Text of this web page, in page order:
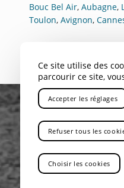
Bouc Bel Air, Aubagne,
Toulon, Avignon,
VOUS RECHERCHEZ
Ce site utilise des
parcourir ce site,
Accepter les réglages
Refuser tous les
Choisir les cookies